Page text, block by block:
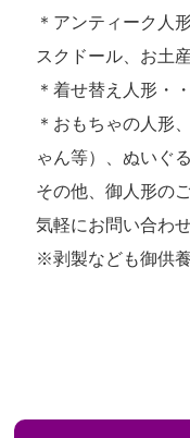
＊アンティーク人
スクドール、お土産
＊着せ替え人形・
＊おもちゃの人形
ゃん等）、ぬいぐ
その他、御人形の
気軽にお問い合わ
※剥製なども御供